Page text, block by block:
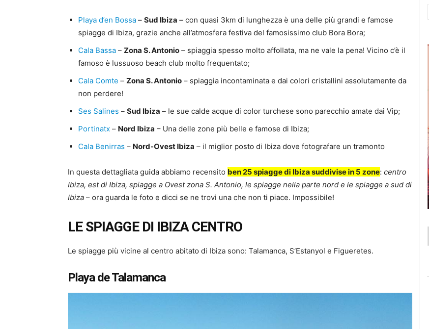
Playa d’en Bossa – Sud Ibiza – con quasi 3km di lunghezza è una delle più grandi e famose
spiagge di Ibiza, grazie anche all’atmosfera festiva del famosissimo club Bora Bora;
Cala Bassa – Zona S. Antonio – spiaggia spesso molto affollata, ma ne vale la pena! Vicino c’è il
famoso è lussuoso beach club molto frequentato;
Cala Comte – Zona S. Antonio – spiaggia incontaminata e dai colori cristallini assolutamente da
non perdere!
Ses Salines – Sud Ibiza – le sue calde acque di color turchese sono parecchio amate dai Vip;
Portinatx – Nord Ibiza – Una delle zone più belle e famose di Ibiza;
Cala Benirras – Nord-Ovest Ibiza – il miglior posto di Ibiza dove fotografare un tramonto
In questa dettagliata guida abbiamo recensito ben 25 spiagge di Ibiza suddivise in 5 zone: centro
Ibiza, est di Ibiza, spiagge a Ovest zona S. Antonio, le spiagge nella parte nord e le spiagge a sud di
Ibiza – ora guarda le foto e dicci se ne trovi una che non ti piace. Impossibile!
LE SPIAGGE DI IBIZA CENTRO
Le spiagge più vicine al centro abitato di Ibiza sono: Talamanca, S’Estanyol e Figueretes.
Playa de Talamanca